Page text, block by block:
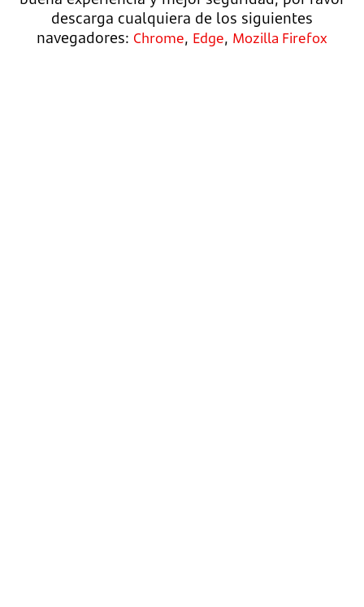
descarga cualquiera de los siguientes
navegadores: Chrome, Edge, Mozilla Firefox